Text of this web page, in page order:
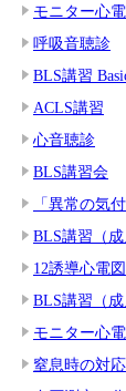
モニター心
呼吸音聴診
BLS講習
ACLS講習
心音聴診
BLS講習会
「異常の気
BLS講習（成
12誘導心電図
BLS講習（成
モニター心
窒息時の対応